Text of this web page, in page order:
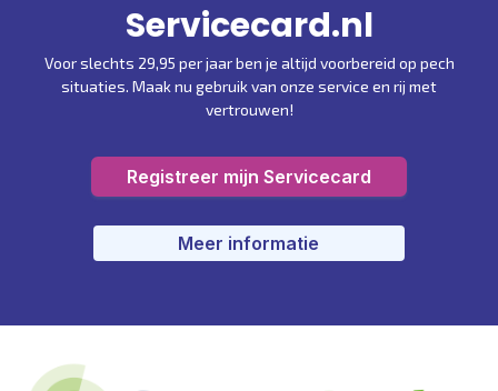
Servicecard.nl
Voor slechts 29,95 per jaar ben je altijd voorbereid op pech
situaties. Maak nu gebruik van onze service en rij met
vertrouwen!
Registreer mijn Servicecard
Meer informatie